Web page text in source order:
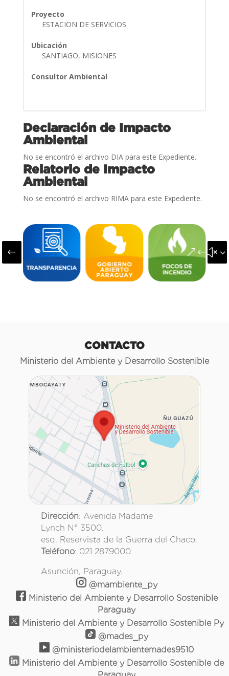
Proyecto
ESTACION DE SERVICIOS
Ubicación
SANTIAGO, MISIONES
Consultor Ambiental
Declaración de Impacto
Ambiental
No se encontró el archivo DIA para este Expediente.
Relatorio de Impacto
Ambiental
No se encontró el archivo RIMA para este Expediente.
#
CONTACTO
Ministerio del Ambiente y Desarrollo Sostenible
Dirección: Avenida Madame
Lynch N° 3500.
esq. Reservista de la Guerra del Chaco.
Teléfono: 021 2879000
Asunción, Paraguay.
@mambiente_py
Ministerio del Ambiente y Desarrollo Sostenible
Paraguay
Ministerio del Ambiente y Desarrollo Sostenible Py
@mades_py
@ministeriodelambientemades9510
Ministerio del Ambiente y Desarrollo Sostenible de